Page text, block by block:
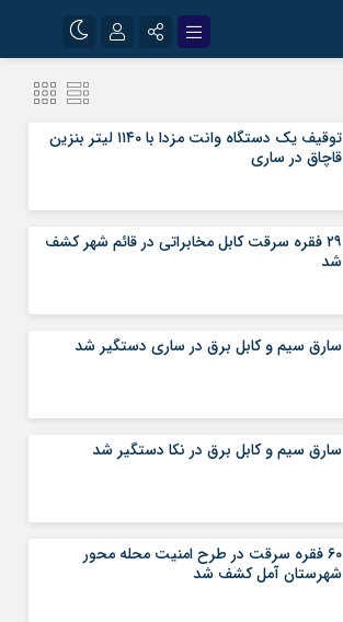
توقیف یک دستگاه وانت مزدا با ۱۱۴۰ لیتر بنزین
قاچاق در ساری
۲۹ فقره سرقت کابل مخابراتی در قائم شهر کشف
شد
سارق سیم و کابل برق در ساری دستگیر شد
سارق سیم و کابل برق در نکا دستگیر شد
۶۰ فقره سرقت در طرح امنیت محله محور
شهرستان آمل کشف شد